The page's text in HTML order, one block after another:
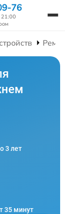
76
21:00
3 лет
35 минут